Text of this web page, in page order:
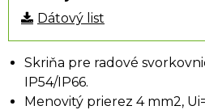
Dátový list
Skriňa pre radové
IP54/IP66.
Menovitý prierez 4 mm2,